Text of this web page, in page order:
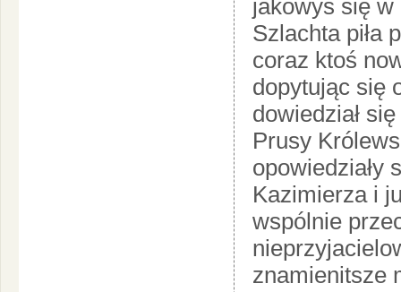
jakowyś się
Szlachta piła
coraz ktoś
dopytując się
dowiedział
Prusy
opowiedziały
Kazimierza i
wspólnie
znamienitsze